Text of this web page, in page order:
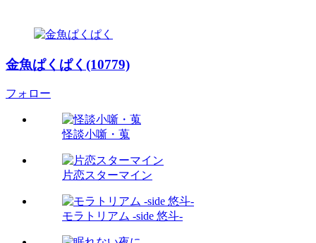
金魚ぱくぱく(10779)
フォロー
怪談小噺・蒐
片恋スターマイン
モラトリアム -side 悠斗-